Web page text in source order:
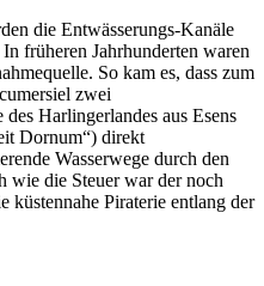
die Entwässerungs-Kanäle
früheren Jahrhunderten waren
So kam es, dass zum
zwei
Harlingerlandes aus Esens
Dornum“) direkt
Wasserwege durch den
wie die Steuer war der noch
küstennahe Piraterie entlang der